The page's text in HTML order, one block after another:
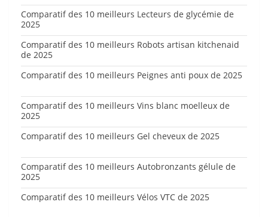
Comparatif des 10 meilleurs Lecteurs de glycémie de
2025
Comparatif des 10 meilleurs Robots artisan kitchenaid
de 2025
Comparatif des 10 meilleurs Peignes anti poux de 2025
Comparatif des 10 meilleurs Vins blanc moelleux de
2025
Comparatif des 10 meilleurs Gel cheveux de 2025
Comparatif des 10 meilleurs Autobronzants gélule de
2025
Comparatif des 10 meilleurs Vélos VTC de 2025